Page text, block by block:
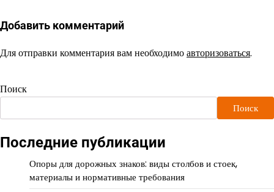
Добавить комментарий
Для отправки комментария вам необходимоавторизоваться.
Поиск
Поиск
Последние публикации
Опоры для дорожных знаков: виды столбов и стоек,
материалы и нормативные требования